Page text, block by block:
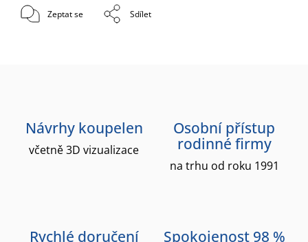
Zeptat se Sdílet
Návrhy koupelen
včetně 3D vizualizace
Osobní přístup
rodinné firmy
na trhu od roku 1991
Rychlé doručení Spokojenost 98 %